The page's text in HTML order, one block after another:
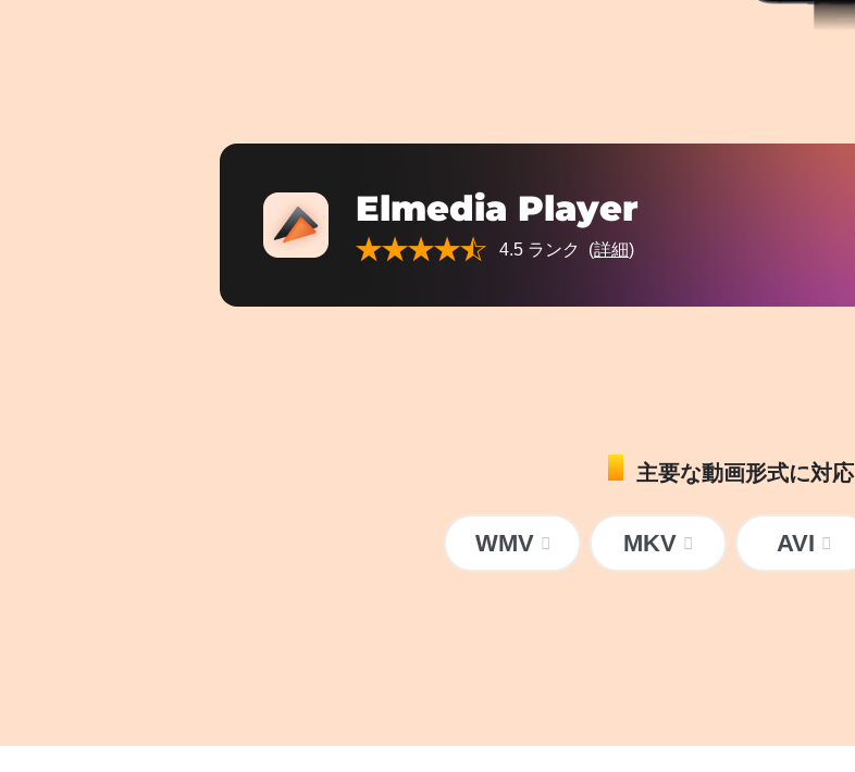
Elmedia Player
4.5 ランク (詳細)
主要な動画形式に対応
WMV MKV AVI